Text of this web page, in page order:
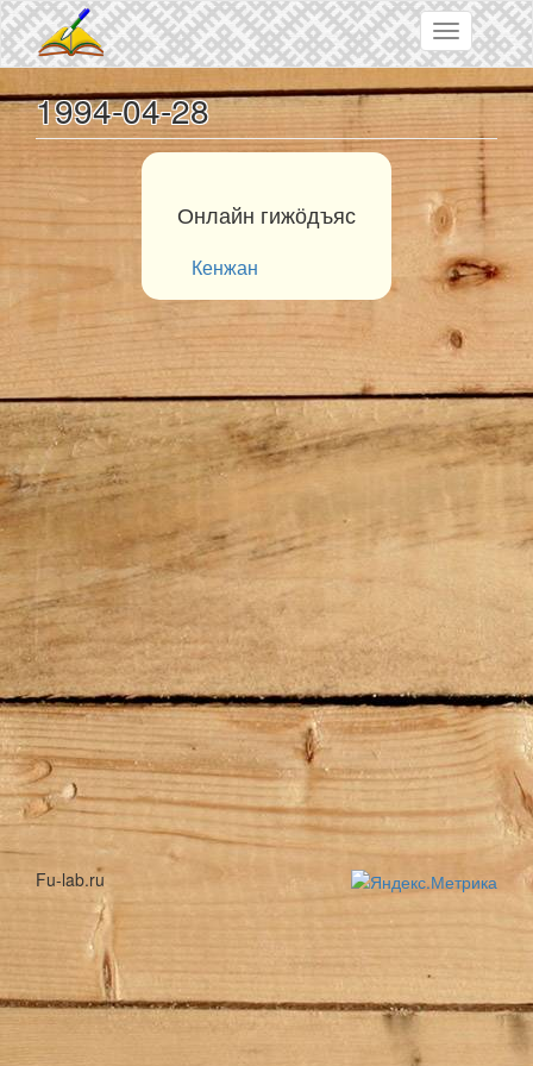
Skip to main content
Toggle
navigation
1994-04-28
Онлайн гижӧдъяс
Кенжан
Fu-lab.ru